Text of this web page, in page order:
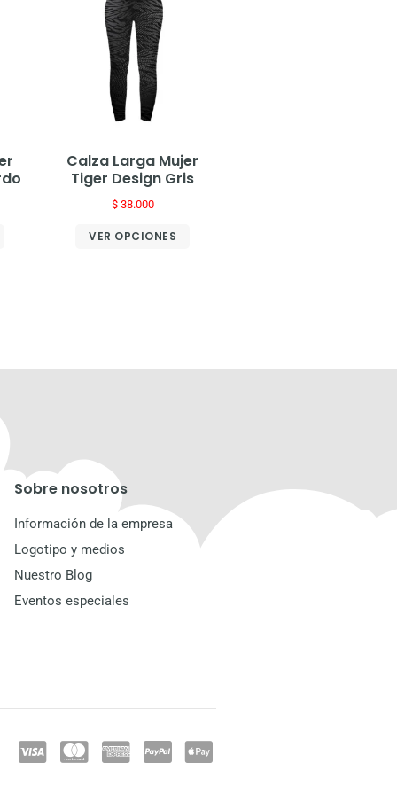
Calza Larga Mujer
Tiger Design Gris
$38.000
VER OPCIONES
Sobre nosotros
Información de la empresa
Logotipo y medios
Nuestro Blog
Eventos especiales